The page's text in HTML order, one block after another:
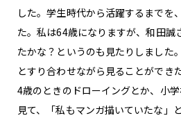
した。学生時代から活躍するまでを
た。私は64歳になりますが、和田誠
たかな？というのも見たりしました
とすり合わせながら見ることができ
4歳のときのドローイングとか、小
見て、「私もマンガ描いていたな」